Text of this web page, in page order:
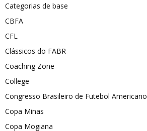
Categorias de base
CBFA
CFL
Clássicos do FABR
Coaching Zone
College
Congresso Brasileiro de Futebol Americano
Copa Minas
Copa Mogiana